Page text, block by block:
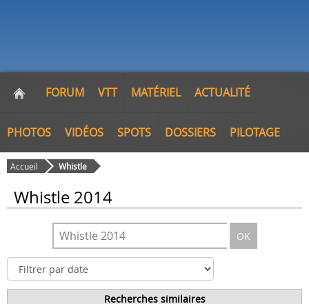
FORUM VTT MATÉRIEL ACTUALITÉ
PHOTOS VIDÉOS SPOTS DOSSIERS PILOTAGE
Accueil Whistle
Whistle 2014
OK
Recherches similaires